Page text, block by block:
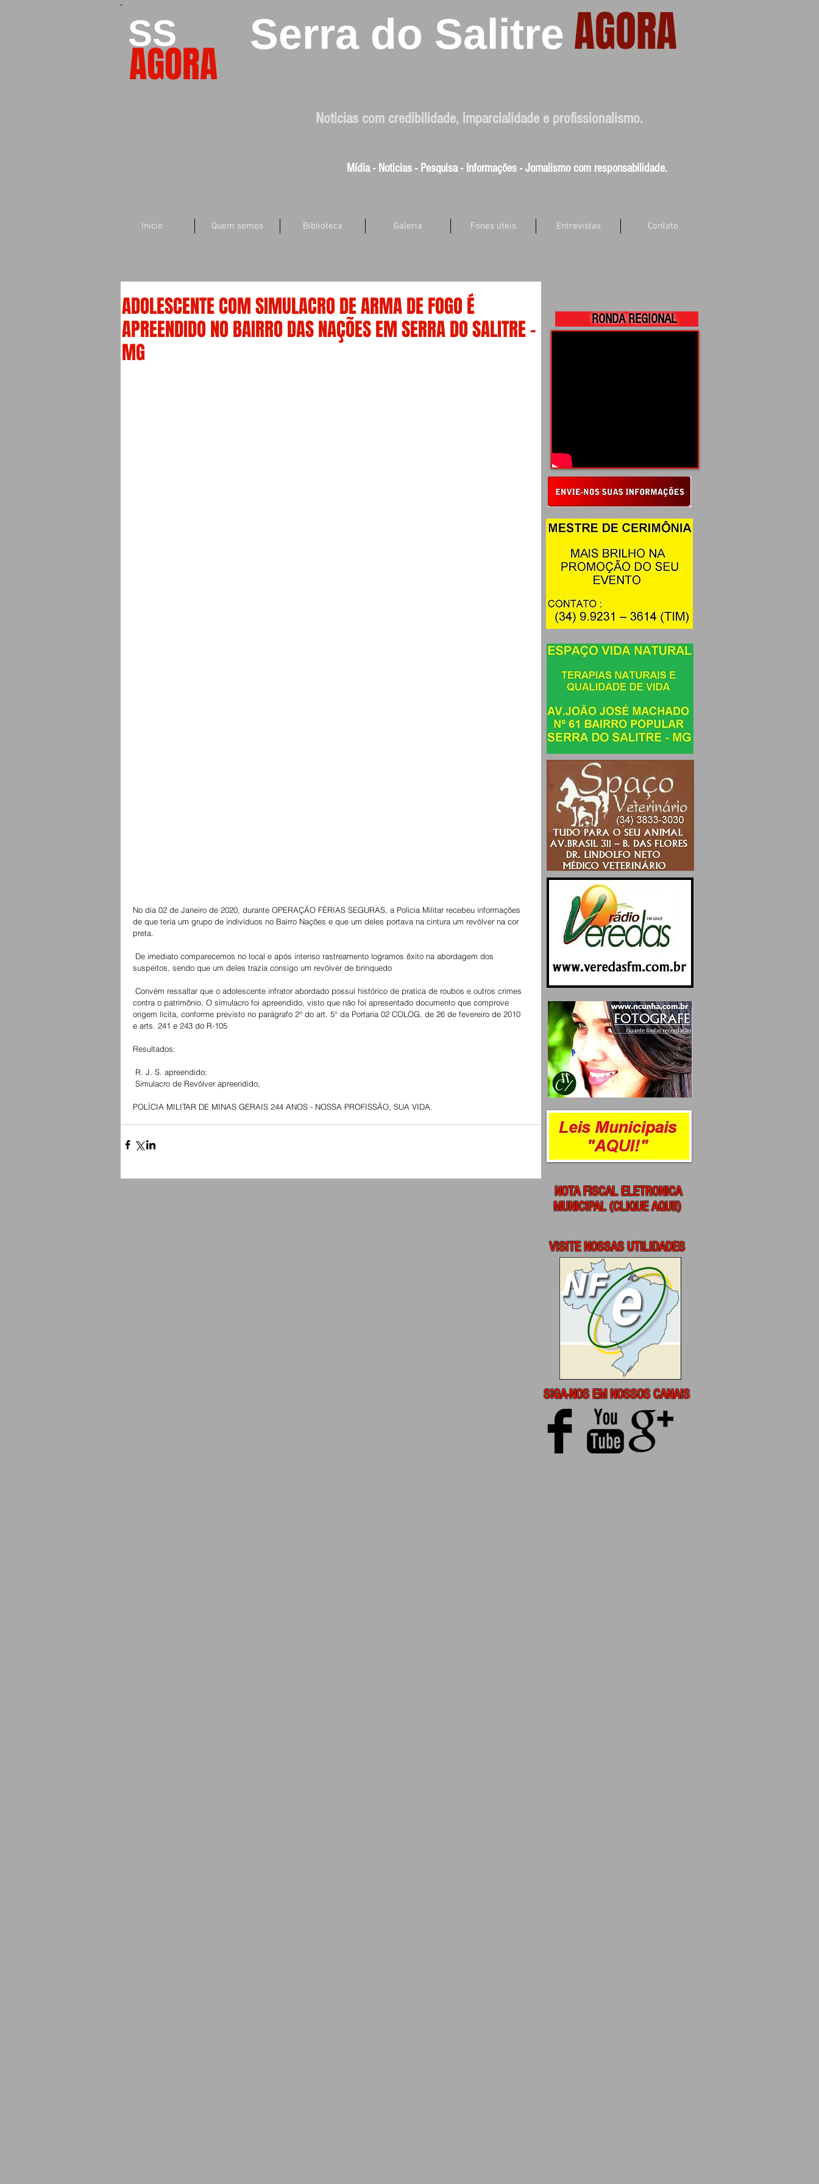
SS
AGORA
Serra do Salitre AGORA
Noticias com credibilidade, imparcialidade e profissionalismo.
Mídia - Noticias - Pesquisa - Informações - Jornalismo com responsabilidade.
Inicio Quem somos Biblioteca Galeria Fones úteis Entrevistas Contato
ADOLESCENTE COM SIMULACRO DE ARMA DE FOGO É
APREENDIDO NO BAIRRO DAS NAÇÕES EM SERRA DO SALITRE -
MG
No dia 02 de Janeiro de 2020, durante OPERAÇÃO FÉRIAS SEGURAS, a Polícia Militar recebeu informações
de que teria um grupo de indivíduos no Bairro Nações e que um deles portava na cintura um revólver na cor
preta.
suspeitos, sendo que um deles trazia consigo um revólver de brinquedo
contra o patrimônio. O simulacro foi apreendido, visto que não foi apresentado documento que comprove
origem lícita, conforme previsto no parágrafo 2° do art. 5° da Portaria 02 COLOG, de 26 de fevereiro de 2010
e arts. 241 e 243 do R-105
Resultados:
R. J. S. apreendido;
Simulacro de Revólver apreendido;
POLÍCIA MILITAR DE MINAS GERAIS 244 ANOS - NOSSA PROFISSÃO, SUA VIDA.
RONDA REGIONAL
NOTA FISCAL ELETRONICA
MUNICIPAL (CLIQUE AQUI!)
VISITE NOSSAS UTILIDADES
SIGA-NOS EM NOSSOS CANAIS